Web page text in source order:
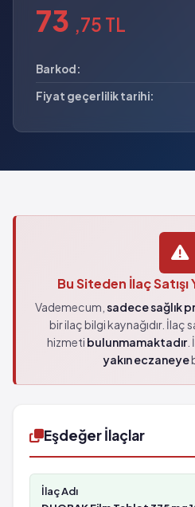
73 ,75 TL
Barkod:
Fiyat geçerlilik tarihi:
Bu Siteden İlaç
Vademecum, sadece sağlık
bir ilaç bilgi kaynağıdır. İlaç
hizmeti bulunmamaktadır.
yakın eczaneye
Eşdeğer İlaçlar